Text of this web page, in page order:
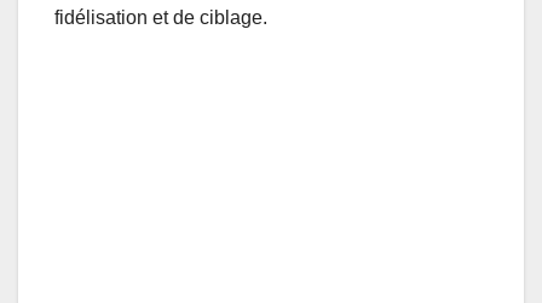
fidélisation et de ciblage.